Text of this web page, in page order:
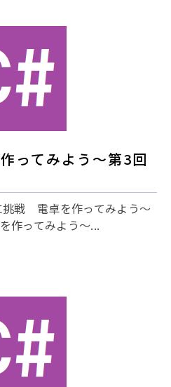
ってみよう～第3回
挑戦 電卓を作ってみよう～
作ってみよう～...